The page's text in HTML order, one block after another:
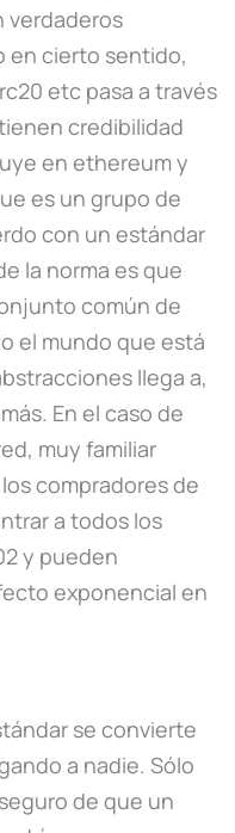
verdaderos
en cierto sentido,
etc pasa a través
credibilidad
en ethereum y
es un grupo de
con un estándar
la norma es que
común de
el mundo que está
llega a,
En el caso de
muy familiar
compradores de
a todos los
y pueden
exponencial en
se convierte
a nadie. Sólo
de que un